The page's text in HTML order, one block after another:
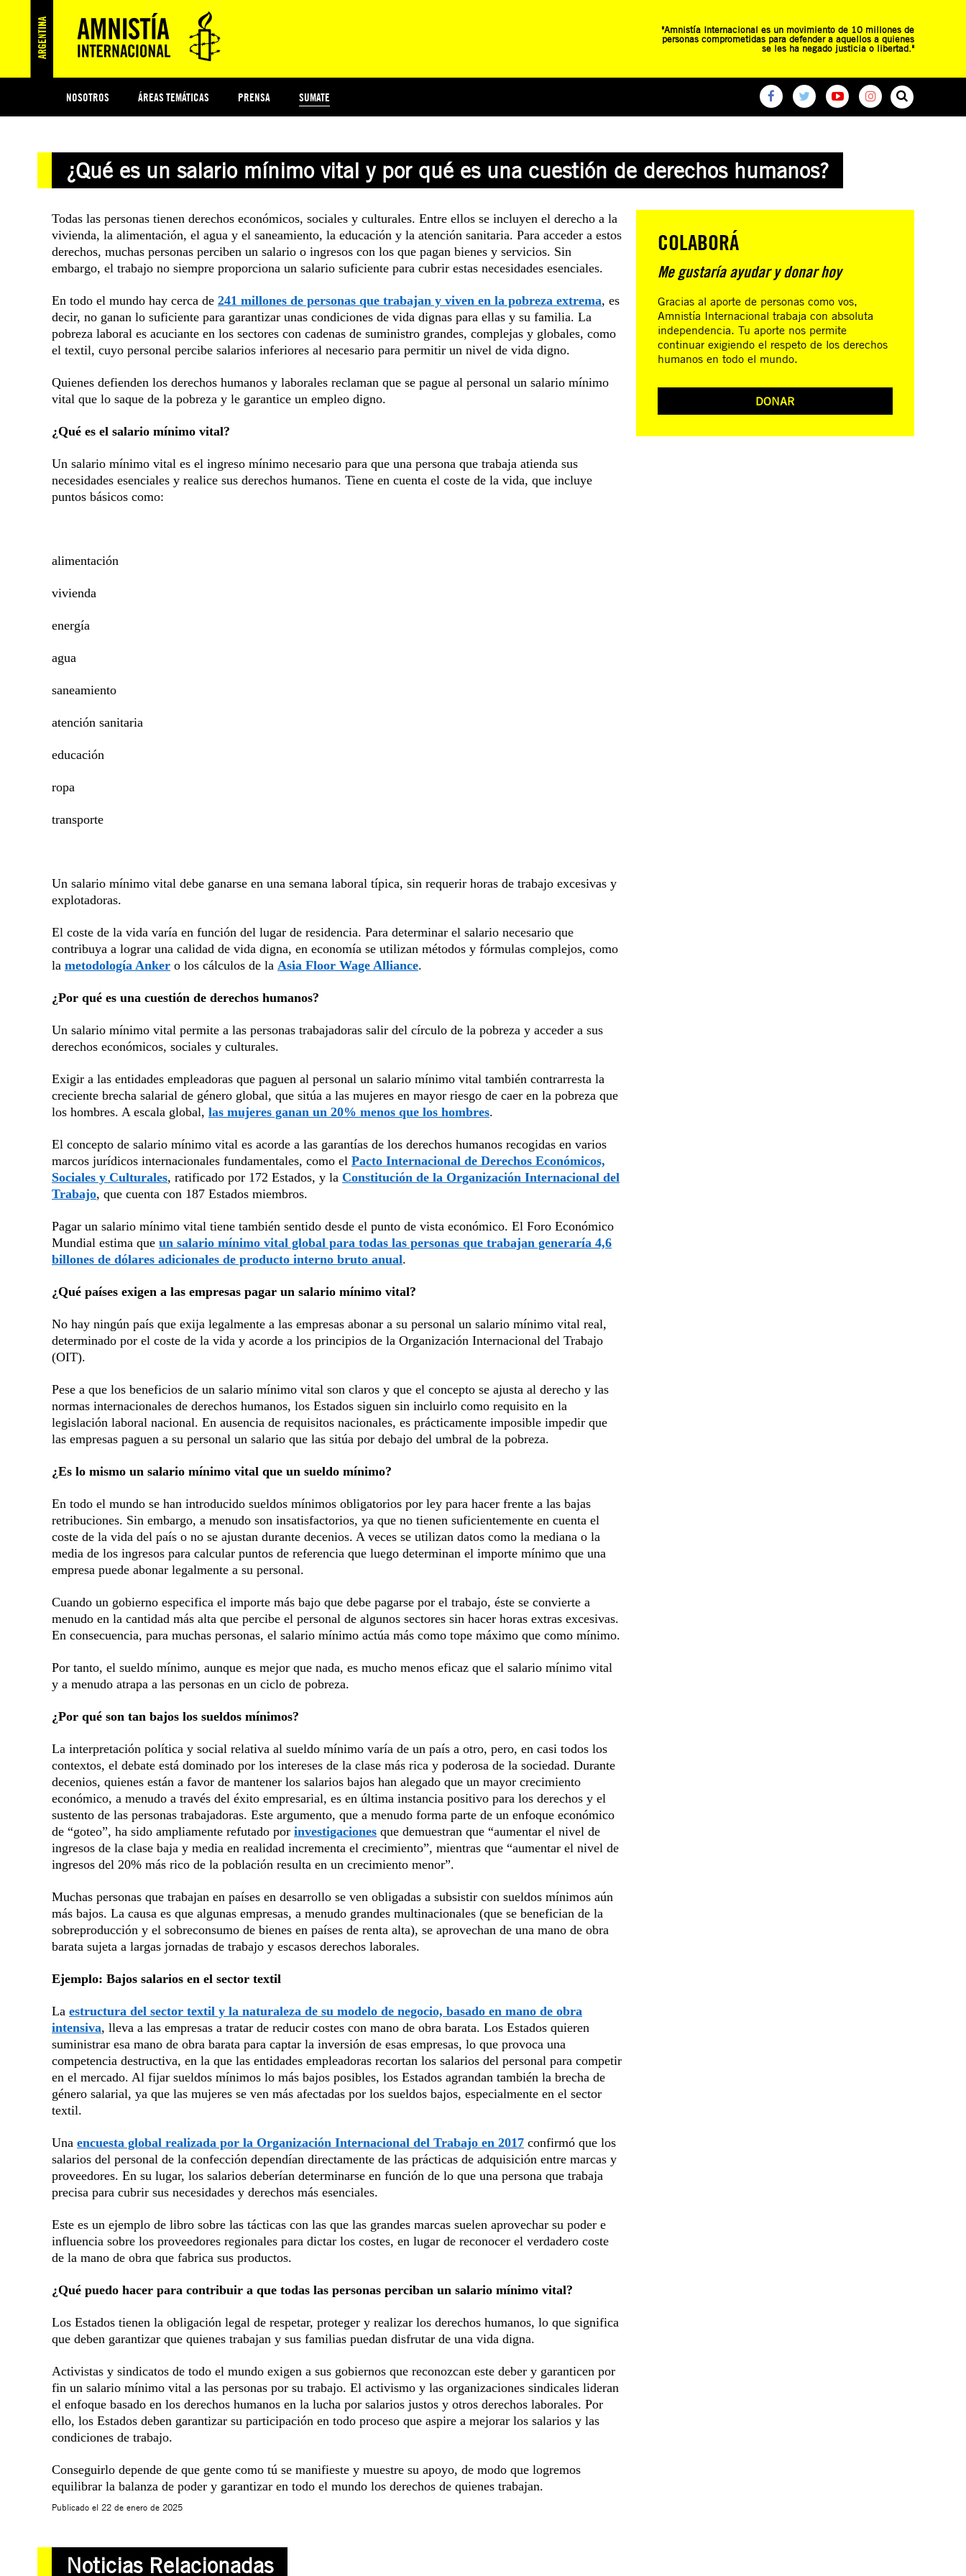
"Amnistía Internacional es un movimiento de 10 millones de
personas comprometidas para defender a aquellos a quienes
se les ha negado justicia o libertad."
NOSOTROS ÁREAS TEMÁTICAS PRENSA SUMATE
PREGUNTAS FRECUENTES
¿Qué es un salario mínimo vital y por qué es una cuestión de derechos humanos?
Todas las personas tienen derechos económicos, sociales y culturales. Entre ellos se incluyen el derecho a la
vivienda, la alimentación, el agua y el saneamiento, la educación y la atención sanitaria. Para acceder a estos
derechos, muchas personas perciben un salario o ingresos con los que pagan bienes y servicios. Sin
embargo, el trabajo no siempre proporciona un salario suficiente para cubrir estas necesidades esenciales.
En todo el mundo hay cerca de 241 millones de personas que trabajan y viven en la pobreza extrema, es
decir, no ganan lo suficiente para garantizar unas condiciones de vida dignas para ellas y su familia. La
pobreza laboral es acuciante en los sectores con cadenas de suministro grandes, complejas y globales, como
el textil, cuyo personal percibe salarios inferiores al necesario para permitir un nivel de vida digno.
Quienes defienden los derechos humanos y laborales reclaman que se pague al personal un salario mínimo
vital que lo saque de la pobreza y le garantice un empleo digno.
¿Qué es el salario mínimo vital?
Un salario mínimo vital es el ingreso mínimo necesario para que una persona que trabaja atienda sus
necesidades esenciales y realice sus derechos humanos. Tiene en cuenta el coste de la vida, que incluye
puntos básicos como:
alimentación
vivienda
energía
agua
saneamiento
atención sanitaria
educación
ropa
transporte
Un salario mínimo vital debe ganarse en una semana laboral típica, sin requerir horas de trabajo excesivas y
explotadoras.
El coste de la vida varía en función del lugar de residencia. Para determinar el salario necesario que
contribuya a lograr una calidad de vida digna, en economía se utilizan métodos y fórmulas complejos, como
la metodología Anker o los cálculos de la Asia Floor Wage Alliance.
¿Por qué es una cuestión de derechos humanos?
Un salario mínimo vital permite a las personas trabajadoras salir del círculo de la pobreza y acceder a sus
derechos económicos, sociales y culturales.
Exigir a las entidades empleadoras que paguen al personal un salario mínimo vital también contrarresta la
creciente brecha salarial de género global, que sitúa a las mujeres en mayor riesgo de caer en la pobreza que
los hombres. A escala global, las mujeres ganan un 20% menos que los hombres.
El concepto de salario mínimo vital es acorde a las garantías de los derechos humanos recogidas en varios
marcos jurídicos internacionales fundamentales, como el Pacto Internacional de Derechos Económicos,
Sociales y Culturales, ratificado por 172 Estados, y la Constitución de la Organización Internacional del
Trabajo, que cuenta con 187 Estados miembros.
Pagar un salario mínimo vital tiene también sentido desde el punto de vista económico. El Foro Económico
Mundial estima que un salario mínimo vital global para todas las personas que trabajan generaría 4,6
billones de dólares adicionales de producto interno bruto anual.
¿Qué países exigen a las empresas pagar un salario mínimo vital?
No hay ningún país que exija legalmente a las empresas abonar a su personal un salario mínimo vital real,
determinado por el coste de la vida y acorde a los principios de la Organización Internacional del Trabajo
(OIT).
Pese a que los beneficios de un salario mínimo vital son claros y que el concepto se ajusta al derecho y las
normas internacionales de derechos humanos, los Estados siguen sin incluirlo como requisito en la
legislación laboral nacional. En ausencia de requisitos nacionales, es prácticamente imposible impedir que
las empresas paguen a su personal un salario que las sitúa por debajo del umbral de la pobreza.
¿Es lo mismo un salario mínimo vital que un sueldo mínimo?
En todo el mundo se han introducido sueldos mínimos obligatorios por ley para hacer frente a las bajas
retribuciones. Sin embargo, a menudo son insatisfactorios, ya que no tienen suficientemente en cuenta el
coste de la vida del país o no se ajustan durante decenios. A veces se utilizan datos como la mediana o la
media de los ingresos para calcular puntos de referencia que luego determinan el importe mínimo que una
empresa puede abonar legalmente a su personal.
Cuando un gobierno especifica el importe más bajo que debe pagarse por el trabajo, éste se convierte a
menudo en la cantidad más alta que percibe el personal de algunos sectores sin hacer horas extras excesivas.
En consecuencia, para muchas personas, el salario mínimo actúa más como tope máximo que como mínimo.
Por tanto, el sueldo mínimo, aunque es mejor que nada, es mucho menos eficaz que el salario mínimo vital
y a menudo atrapa a las personas en un ciclo de pobreza.
¿Por qué son tan bajos los sueldos mínimos?
La interpretación política y social relativa al sueldo mínimo varía de un país a otro, pero, en casi todos los
contextos, el debate está dominado por los intereses de la clase más rica y poderosa de la sociedad. Durante
decenios, quienes están a favor de mantener los salarios bajos han alegado que un mayor crecimiento
económico, a menudo a través del éxito empresarial, es en última instancia positivo para los derechos y el
sustento de las personas trabajadoras. Este argumento, que a menudo forma parte de un enfoque económico
de “goteo”, ha sido ampliamente refutado por investigaciones que demuestran que “aumentar el nivel de
ingresos de la clase baja y media en realidad incrementa el crecimiento”, mientras que “aumentar el nivel de
ingresos del 20% más rico de la población resulta en un crecimiento menor”.
Muchas personas que trabajan en países en desarrollo se ven obligadas a subsistir con sueldos mínimos aún
más bajos. La causa es que algunas empresas, a menudo grandes multinacionales (que se benefician de la
sobreproducción y el sobreconsumo de bienes en países de renta alta), se aprovechan de una mano de obra
barata sujeta a largas jornadas de trabajo y escasos derechos laborales.
Ejemplo: Bajos salarios en el sector textil
La estructura del sector textil y la naturaleza de su modelo de negocio, basado en mano de obra
intensiva, lleva a las empresas a tratar de reducir costes con mano de obra barata. Los Estados quieren
suministrar esa mano de obra barata para captar la inversión de esas empresas, lo que provoca una
competencia destructiva, en la que las entidades empleadoras recortan los salarios del personal para competir
en el mercado. Al fijar sueldos mínimos lo más bajos posibles, los Estados agrandan también la brecha de
género salarial, ya que las mujeres se ven más afectadas por los sueldos bajos, especialmente en el sector
textil.
Una encuesta global realizada por la Organización Internacional del Trabajo en 2017 confirmó que los
salarios del personal de la confección dependían directamente de las prácticas de adquisición entre marcas y
proveedores. En su lugar, los salarios deberían determinarse en función de lo que una persona que trabaja
precisa para cubrir sus necesidades y derechos más esenciales.
Este es un ejemplo de libro sobre las tácticas con las que las grandes marcas suelen aprovechar su poder e
influencia sobre los proveedores regionales para dictar los costes, en lugar de reconocer el verdadero coste
de la mano de obra que fabrica sus productos.
¿Qué puedo hacer para contribuir a que todas las personas perciban un salario mínimo vital?
Los Estados tienen la obligación legal de respetar, proteger y realizar los derechos humanos, lo que significa
que deben garantizar que quienes trabajan y sus familias puedan disfrutar de una vida digna.
Activistas y sindicatos de todo el mundo exigen a sus gobiernos que reconozcan este deber y garanticen por
fin un salario mínimo vital a las personas por su trabajo. El activismo y las organizaciones sindicales lideran
el enfoque basado en los derechos humanos en la lucha por salarios justos y otros derechos laborales. Por
ello, los Estados deben garantizar su participación en todo proceso que aspire a mejorar los salarios y las
condiciones de trabajo.
Conseguirlo depende de que gente como tú se manifieste y muestre su apoyo, de modo que logremos
equilibrar la balanza de poder y garantizar en todo el mundo los derechos de quienes trabajan.
Publicado el 22 de enero de 2025
COLABORÁ
Me gustaría ayudar y donar hoy
Gracias al aporte de personas como vos,
Amnistía Internacional trabaja con absoluta
independencia. Tu aporte nos permite
continuar exigiendo el respeto de los derechos
humanos en todo el mundo.
DONAR
Noticias Relacionadas